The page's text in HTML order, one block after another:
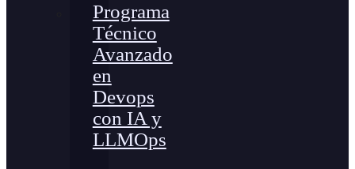
Programa
Técnico
Avanzado
en
Devops
con IA y
LLMOps